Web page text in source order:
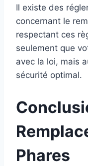
Il existe des
concernant le
respectant ces
seulement que
avec la loi, mais
sécurité optimal.
Phares